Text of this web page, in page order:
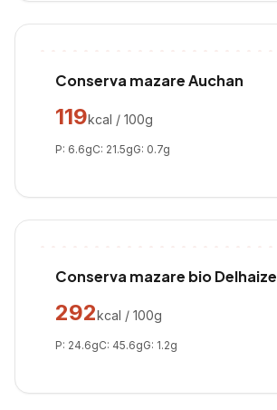
Conserva mazare Auchan
119kcal / 100g
P: 6.6gC: 21.5gG: 0.7g
Conserva mazare bio Delhaize
292kcal / 100g
P: 24.6gC: 45.6gG: 1.2g